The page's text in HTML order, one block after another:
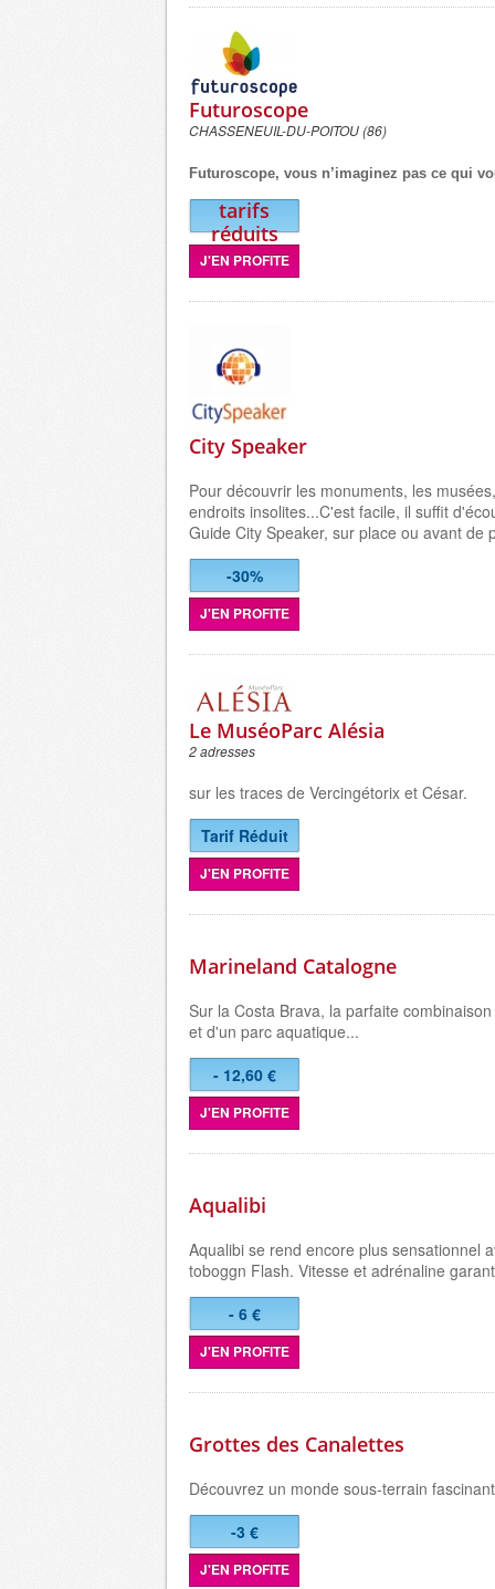
Futuroscope
CHASSENEUIL-DU-POITOU (86)
Futuroscope, vous n’imaginez pas ce qui
tarifs
réduits
J'EN PROFITE
City Speaker
Pour découvrir les monuments, les
endroits insolites...C'est facile, il suffit
Guide City Speaker, sur place ou avant de
-30%
J'EN PROFITE
Le MuséoParc Alésia
2 adresses
sur les traces de Vercingétorix et César.
Tarif Réduit
J'EN PROFITE
Marineland Catalogne
Sur la Costa Brava, la parfaite
et d'un parc aquatique...
- 12,60 €
J'EN PROFITE
Aqualibi
Aqualibi se rend encore plus sensationnel
toboggn Flash. Vitesse et adrénaline
- 6 €
J'EN PROFITE
Grottes des Canalettes
Découvrez un monde sous-terrain fascinant
-3 €
J'EN PROFITE